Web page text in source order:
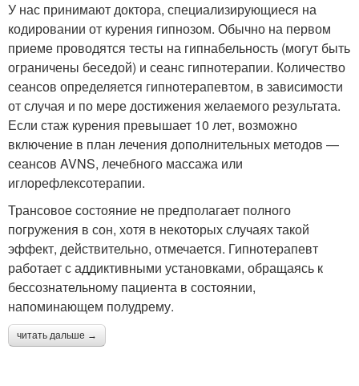
У нас принимают доктора, специализирующиеся на
кодировании от курения гипнозом. Обычно на первом
приеме проводятся тесты на гипнабельность (могут быть
ограничены беседой) и сеанс гипнотерапии. Количество
сеансов определяется гипнотерапевтом, в зависимости
от случая и по мере достижения желаемого результата.
Если стаж курения превышает 10 лет, возможно
включение в план лечения дополнительных методов —
сеансов AVNS, лечебного массажа или
иглорефлексотерапии.
Трансовое состояние не предполагает полного
погружения в сон, хотя в некоторых случаях такой
эффект, действительно, отмечается. Гипнотерапевт
работает с аддиктивными установками, обращаясь к
бессознательному пациента в состоянии,
напоминающем полудрему.
читать дальше →